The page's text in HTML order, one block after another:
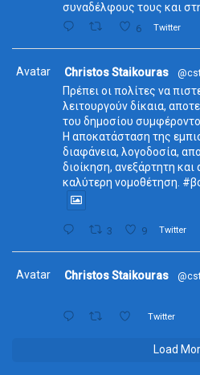
συναδέλφους τους και
6 Twitter
Avatar Christos Staikouras
Πρέπει οι πολίτες να
λειτουργούν δίκαια,
του δημοσίου
Η αποκατάσταση της
διαφάνεια, λογοδοσία,
διοίκηση, ανεξάρτητη και
καλύτερη νομοθέτηση.
3 9 Twitter
Avatar Christos Staikouras
Twitter
Load